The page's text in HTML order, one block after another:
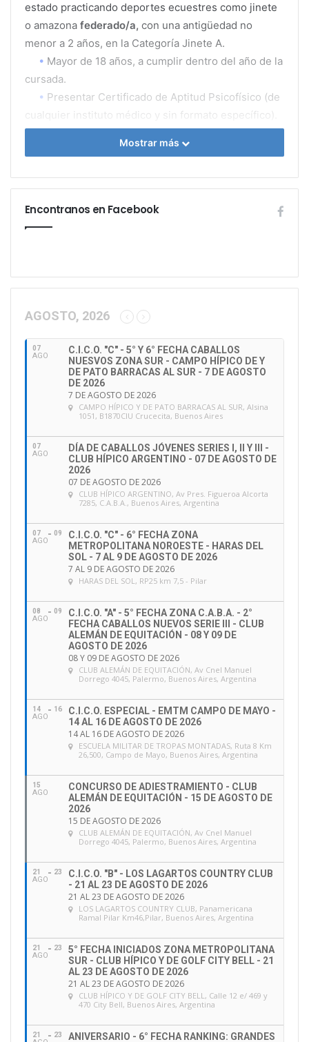
estado practicando deportes ecuestres como jinete
o amazona federado/a, con una antigüedad no
menor a 2 años, en la Categoría Jinete A.
• Mayor de 18 años, a cumplir dentro del año de la
cursada.
• Presentar Certificado de Aptitud Psicofísico (de
cualquier instituto médico y sin formato específico).
•
ADIESTRAMIENTO”.
Modalidad:
•Presencial: Sede a determinar (con caballo
Se otorgará:
Diploma de Instructor de Adiestramiento.
Al aprobar todos los exámenes a distancia
con una asistencia de 85/100.
–Al asistir y aprobar los exámenes
presenciales.
Certificación:
Instructor de Adiestramiento.
Contenido Académico:
Conceptos Institucionales.
Conceptos Institucionales II.
Animal II.
Normas de Seguridad del Deporte II.
Adiestramiento II.
Reglamento de Adiestramiento.
Concursos de Adiestramiento.
•Didáctica Hípica – Psicología Deportiva II.
•Coaching II.
Primeros Auxilios II.
Normativas de Dopaje II.
•Práctica.
•Práctica como Docente.
Cronograma Auxiliar 2026 (Sujeto a
modificaciones)
Mostrar más
Encontranos en Facebook
AGOSTO, 2026
07
AGO
C.I.C.O. "C" - 5° Y 6° FECHA CABALLOS
NUESVOS ZONA SUR - CAMPO HÍPICO DE Y
DE PATO BARRACAS AL SUR - 7 DE AGOSTO
DE 2026
7 DE AGOSTO DE 2026
CAMPO HÍPICO Y DE PATO BARRACAS AL SUR, Alsina
1051, B1870CIU Crucecita, Buenos Aires
07
AGO
DÍA DE CABALLOS JÓVENES SERIES I, II Y III -
CLUB HÍPICO ARGENTINO - 07 DE AGOSTO DE
2026
07 DE AGOSTO DE 2026
CLUB HÍPICO ARGENTINO, Av Pres. Figueroa Alcorta
7285, C.A.B.A., Buenos Aires, Argentina
07
AGO
09
C.I.C.O. "C" - 6° FECHA ZONA
METROPOLITANA NOROESTE - HARAS DEL
SOL - 7 AL 9 DE AGOSTO DE 2026
7 AL 9 DE AGOSTO DE 2026
HARAS DEL SOL, RP25 km 7,5 - Pilar
08
AGO
09
C.I.C.O. "A" - 5° FECHA ZONA C.A.B.A. - 2°
FECHA CABALLOS NUEVOS SERIE III - CLUB
ALEMÁN DE EQUITACIÓN - 08 Y 09 DE
AGOSTO DE 2026
08 Y 09 DE AGOSTO DE 2026
CLUB ALEMÁN DE EQUITACIÓN, Av Cnel Manuel
Dorrego 4045, Palermo, Buenos Aires, Argentina
14
AGO
16
C.I.C.O. ESPECIAL - EMTM CAMPO DE MAYO -
14 AL 16 DE AGOSTO DE 2026
14 AL 16 DE AGOSTO DE 2026
ESCUELA MILITAR DE TROPAS MONTADAS, Ruta 8 Km
26,500, Campo de Mayo, Buenos Aires, Argentina
15
AGO
CONCURSO DE ADIESTRAMIENTO - CLUB
ALEMÁN DE EQUITACIÓN - 15 DE AGOSTO DE
2026
15 DE AGOSTO DE 2026
CLUB ALEMÁN DE EQUITACIÓN, Av Cnel Manuel
Dorrego 4045, Palermo, Buenos Aires, Argentina
21
AGO
23
C.I.C.O. "B" - LOS LAGARTOS COUNTRY CLUB
- 21 AL 23 DE AGOSTO DE 2026
21 AL 23 DE AGOSTO DE 2026
LOS LAGARTOS COUNTRY CLUB, Panamericana
Ramal Pilar Km46,Pilar, Buenos Aires, Argentina
21
AGO
23
5° FECHA INICIADOS ZONA METROPOLITANA
SUR - CLUB HÍPICO Y DE GOLF CITY BELL - 21
AL 23 DE AGOSTO DE 2026
21 AL 23 DE AGOSTO DE 2026
CLUB HÍPICO Y DE GOLF CITY BELL, Calle 12 e/ 469 y
470 City Bell, Buenos Aires, Argentina
21 23 ANIVERSARIO - 6° FECHA RANKING: GRANDES